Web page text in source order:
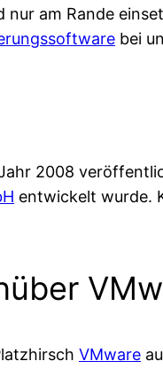
am Rande
bei
2008
entwickelt wurde.
VMware